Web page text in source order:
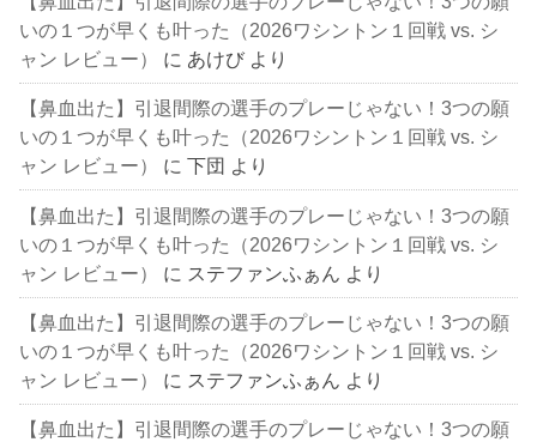
いの１つが早くも叶った（2026ワシントン１回戦 vs. シ
ャン レビュー）
に あけび より
【鼻血出た】引退間際の選手のプレーじゃない！3つの願
いの１つが早くも叶った（2026ワシントン１回戦 vs. シ
ャン レビュー）
に下団 より
【鼻血出た】引退間際の選手のプレーじゃない！3つの願
いの１つが早くも叶った（2026ワシントン１回戦 vs. シ
ャン レビュー）
に ステファンふぁん より
【鼻血出た】引退間際の選手のプレーじゃない！3つの願
いの１つが早くも叶った（2026ワシントン１回戦 vs. シ
ャン レビュー）
に ステファンふぁん より
【鼻血出た】引退間際の選手のプレーじゃない！3つの願